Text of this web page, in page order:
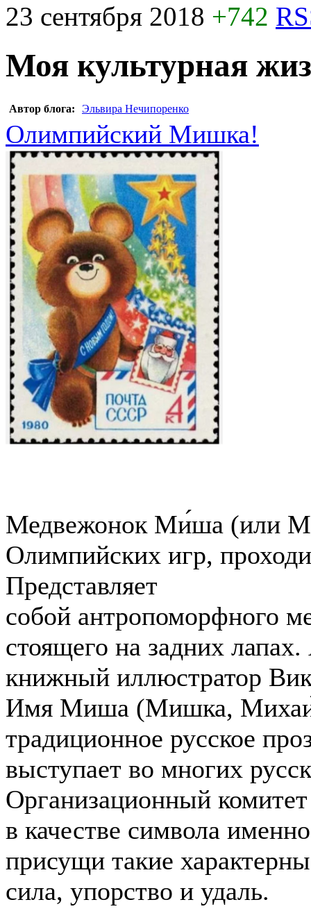
23 сентября 2018 +742
Моя культурная
Автор блога: Эльвира Нечипоренко
Олимпийский Мишка!
Медвежонок Ми́ша (или
Олимпийских игр,
Представляет
собой антропоморфного
стоящего на задних
книжный иллюстратор
Имя Миша (Мишка,
традиционное русское
выступает во многих
Организационный
в качестве символа
присущи такие
сила, упорство и удаль.